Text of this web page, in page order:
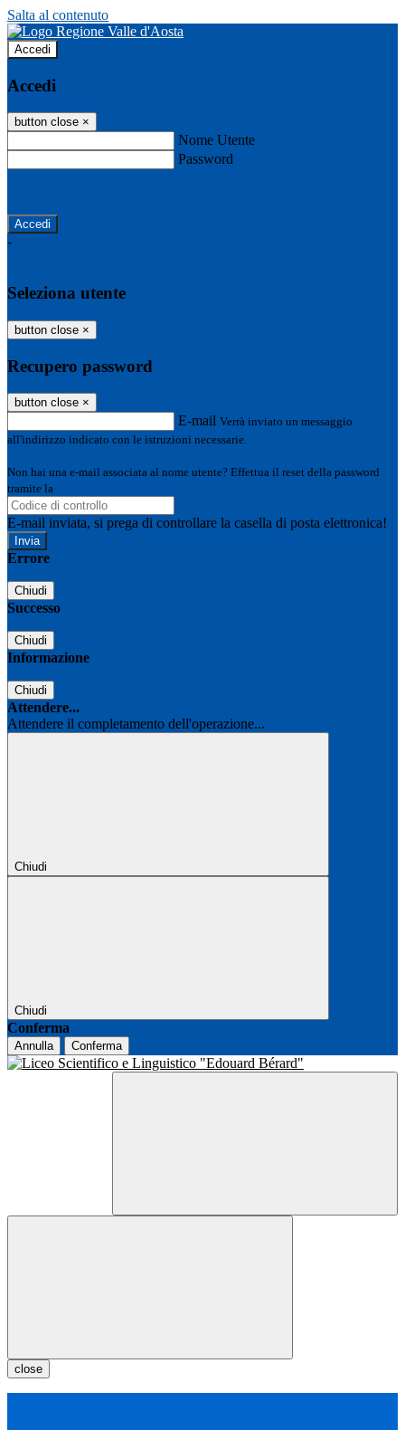
Salta al contenuto
Accedi
Accedi
button close ×
Nome Utente
Password
-
Seleziona utente
button close ×
Recupero password
button close ×
E-mail Verrà inviato un messaggio
all'indirizzo indicato con le istruzioni necessarie.
Non hai una e-mail associata al nome utente? Effettua il reset della password
tramite la
E-mail inviata, si prega di controllare la casella di posta elettronica!
Errore
Chiudi
Successo
Chiudi
Informazione
Chiudi
Attendere...
Attendere il completamento dell'operazione...
Chiudi
Chiudi
Conferma
Annulla Conferma
close